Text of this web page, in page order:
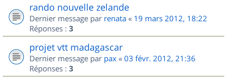
rando nouvelle zelande
Dernier message par renata « 19 mars 2012, 18:22
Réponses : 3
projet vtt madagascar
Dernier message par pax « 03 févr. 2012, 21:36
Réponses : 3